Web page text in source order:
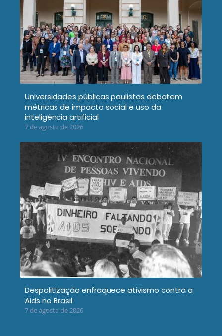
Universidades públicas paulistas debatem
métricas de impacto social e uso da
inteligência artificial
7 de agosto de 2026
Despolitização enfraquece ativismo contra a
Aids no Brasil
7 de agosto de 2026